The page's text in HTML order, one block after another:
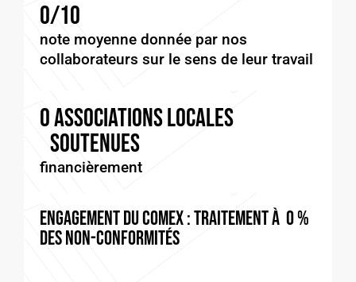
note moyenne donnée par nos
collaborateurs sur le sens de leur travail
0/10
financièrement
0
soutenues
Engagement du COMEX : traitement à 0%
des non-conformités